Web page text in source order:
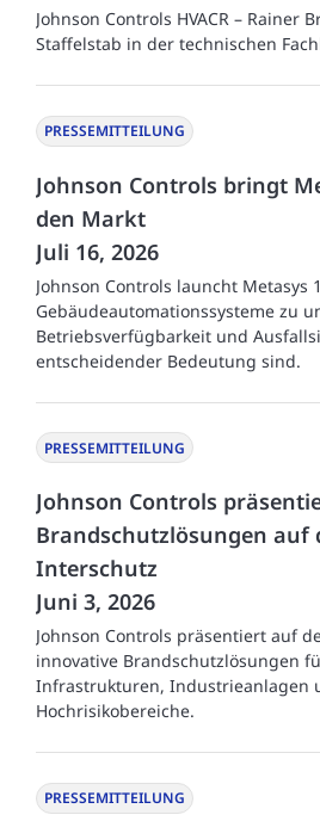
Johnson Controls HVACR – Rainer
Staffelstab in der technischen
PRESSEMITTEILUNG
Johnson Controls bringt
den Markt
Juli 16, 2026
Johnson Controls launcht Metasys
Gebäudeautomationssysteme zu
Betriebsverfügbarkeit und
entscheidender Bedeutung sind.
PRESSEMITTEILUNG
Johnson Controls
Brandschutzlösungen auf
Interschutz
Juni 3, 2026
Johnson Controls präsentiert auf
innovative Brandschutzlösungen
Infrastrukturen, Industrieanlagen
Hochrisikobereiche.
PRESSEMITTEILUNG